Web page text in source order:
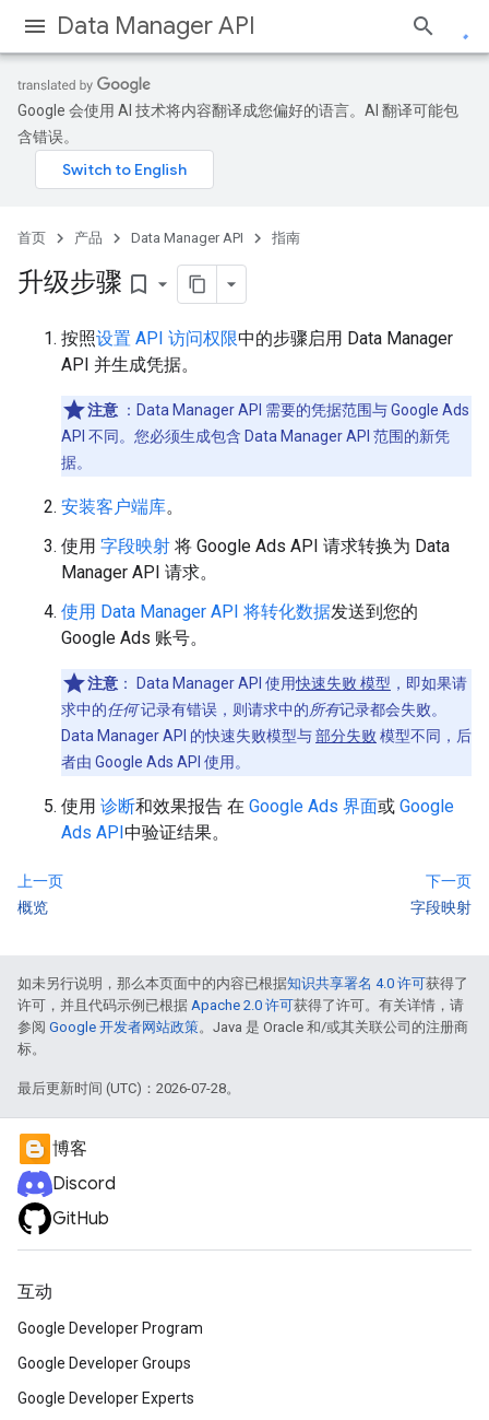
Data Manager API
Google 会使用 AI 技术将内容翻译成您偏好的语言。AI 翻译可能包
含错误。
首页 产品 Data Manager API 指南
升级步骤 bookmark_border
按照设置 API 访问权限中的步骤启用 Data Manager
API 并生成凭据。
注意 ：Data Manager API 需要的凭据范围与 Google Ads
API 不同。您必须生成包含 Data Manager API 范围的新凭
据。
安装客户端库。
使用 字段映射 将 Google Ads API 请求转换为 Data
Manager API 请求。
使用 Data Manager API 将转化数据发送到您的
Google Ads 账号。
注意 ： Data Manager API 使用快速失败 模型 ，即如果请
求中的任何记录有错误，则请求中的所有记录都会失败。
Data Manager API 的快速失败模型与部分失败 模型不同，后
者由 Google Ads API 使用。
使用 诊断和效果报告 在 Google Ads 界面或 Google
Ads API中验证结果。
上一页
概览
下一页
字段映射
如未另行说明，那么本页面中的内容已根据知识共享署名 4.0 许可获得了
许可，并且代码示例已根据 Apache 2.0 许可获得了许可。有关详情，请
参阅 Google 开发者网站政策。Java 是 Oracle 和/或其关联公司的注册商
标。
最后更新时间 (UTC)：2026-07-28。
博客
Discord
GitHub
互动
Google Developer Program
Google Developer Groups
Google Developer Experts